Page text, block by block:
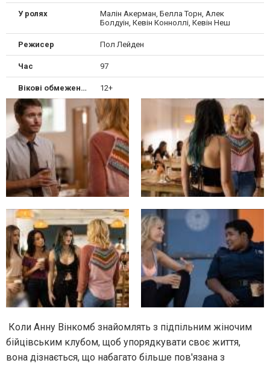
У ролях
Малін Акерман, Белла Торн, Алек
Болдуін, Кевін Конноллі, Кевін Неш
Режисер Пол Лейден
Час 97
Вікові обмеження 12+
Коли Анну Вінкомб знайомлять з підпільним жіночим
бійцівським клубом, щоб упорядкувати своє життя,
вона дізнається, що набагато більше пов'язана з